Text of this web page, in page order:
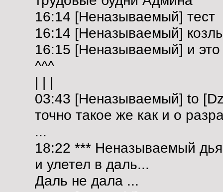
16:14 [Неназываемый] тест
16:14 [Неназываемый]
16:15 [Неназываемый] и
^^^
| | |
03:43 [Неназываемый] to
точно такое же как и о
...
18:22 *** Неназываемый
и улетел в даль...
Даль не дала ...